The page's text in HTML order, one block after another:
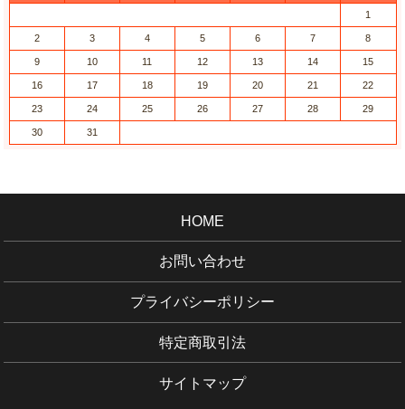
1
2 3 4 5 6 7 8
9 10 11 12 13 14 15
16 17 18 19 20 21 22
23 24 25 26 27 28 29
30 31
HOME
お問い合わせ
プライバシーポリシー
特定商取引法
サイトマップ